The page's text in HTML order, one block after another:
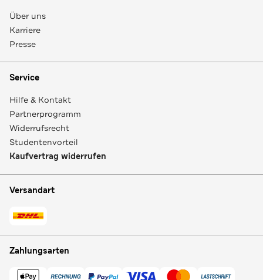
Über uns
Karriere
Presse
Service
Hilfe & Kontakt
Partnerprogramm
Widerrufsrecht
Studentenvorteil
Kaufvertrag widerrufen
Versandart
Zahlungsarten